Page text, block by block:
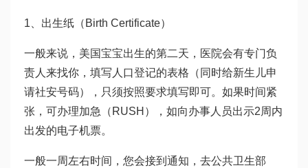
1、出生纸（Birth Certificate）
一般来说，美国宝宝出生的第二天，医院会有专门负
责人来找你，填写人口登记的表格（同时给新生儿申
请社安号码），只须按照要求填写即可。如果时间紧
张，可办理加急（RUSH），如向办事人员出示2周内
出发的电子机票。
一般一周左右时间，您会接到通知，去公共卫生部